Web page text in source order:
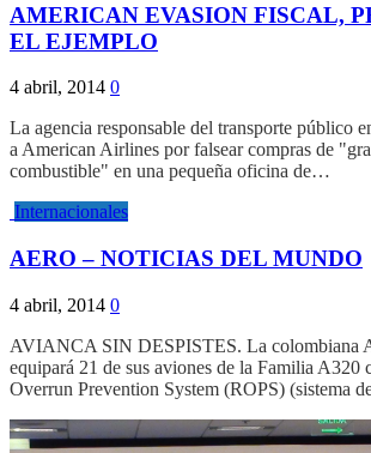
AMERICAN EVASION FISCAL,
EL EJEMPLO
4 abril, 2014 0
La agencia responsable del transporte público
a American Airlines por falsear compras de
combustible" en una pequeña oficina de…
Internacionales
AERO – NOTICIAS DEL MUNDO
4 abril, 2014 0
AVIANCA SIN DESPISTES. La colombiana
equipará 21 de sus aviones de la Familia A320
Overrun Prevention System (ROPS) (sistema